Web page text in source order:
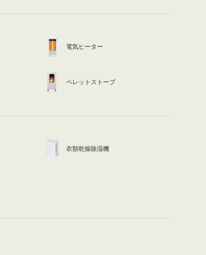
電気ヒーター
ペレットストーブ
衣類乾燥除湿機